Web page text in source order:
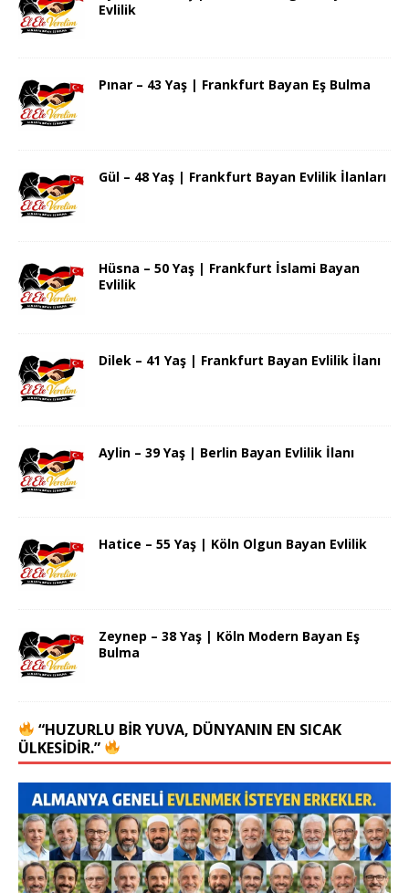
Evlilik
Pınar – 43 Yaş | Frankfurt Bayan Eş Bulma
Gül – 48 Yaş | Frankfurt Bayan Evlilik İlanları
Hüsna – 50 Yaş | Frankfurt İslami Bayan
Evlilik
Dilek – 41 Yaş | Frankfurt Bayan Evlilik İlanı
Aylin – 39 Yaş | Berlin Bayan Evlilik İlanı
Hatice – 55 Yaş | Köln Olgun Bayan Evlilik
Zeynep – 38 Yaş | Köln Modern Bayan Eş
Bulma
“HUZURLU BIR YUVA, DÜNYANIN EN SICAK
ÜLKESIDIR.”